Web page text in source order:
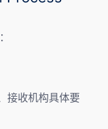
接收机构具体要